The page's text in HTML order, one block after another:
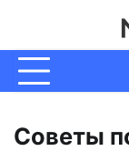
Советы